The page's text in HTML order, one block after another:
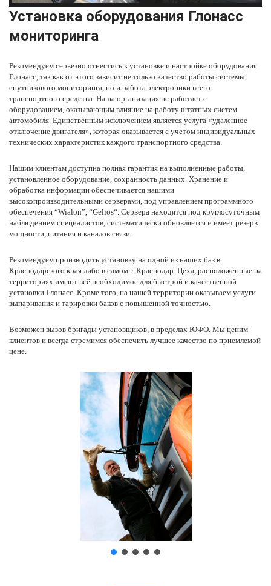
Установка оборудования Глонасс
мониторинга
Рекомендуем серьезно отнестись к установке и настройке оборудования
Глонасс, так как от этого зависит не только качество работы системы
спутникового мониторинга, но и работа электроники всего
транспортного средства. Наша организация не работает с
оборудованием, оказывающим влияние на работу штатных систем
автомобиля. Единственным исключением является услуга «удаленное
отключение двигателя», которая оказывается с учетом индивидуальных
технических характеристик каждого транспортного средства.
Нашим клиентам доступна полная гарантия на выполненные работы,
установленное оборудование, сохранность данных. Хранение и
обработка информации обеспечивается нашими
высокопроизводительными серверами, под управлением программного
обеспечения “Wialon”, “Gelios“. Сервера находятся под круглосуточным
наблюдением специалистов, систематически обновляется и имеет резерв
мощности, питания и каналов связи.
Рекомендуем производить установку на одной из наших баз в
Краснодарского края либо в самом г. Краснодар. Цеха, расположенные на
территориях имеют всё необходимое для быстрой и качественной
установки Глонасс. Кроме того, на нашей территории оказываем услуги
выпаривания и тарировки баков с повышенной точностью.
Возможен вызов бригады установщиков, в пределах ЮФО. Мы ценим
клиентов и всегда стремимся обеспечить лучшее качество по приемлемой
цене.